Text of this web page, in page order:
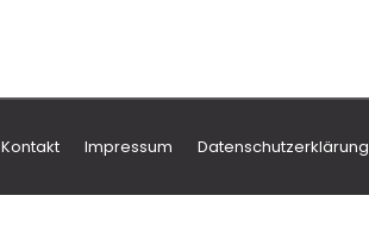
Kontakt Impressum Datenschutzerklärung